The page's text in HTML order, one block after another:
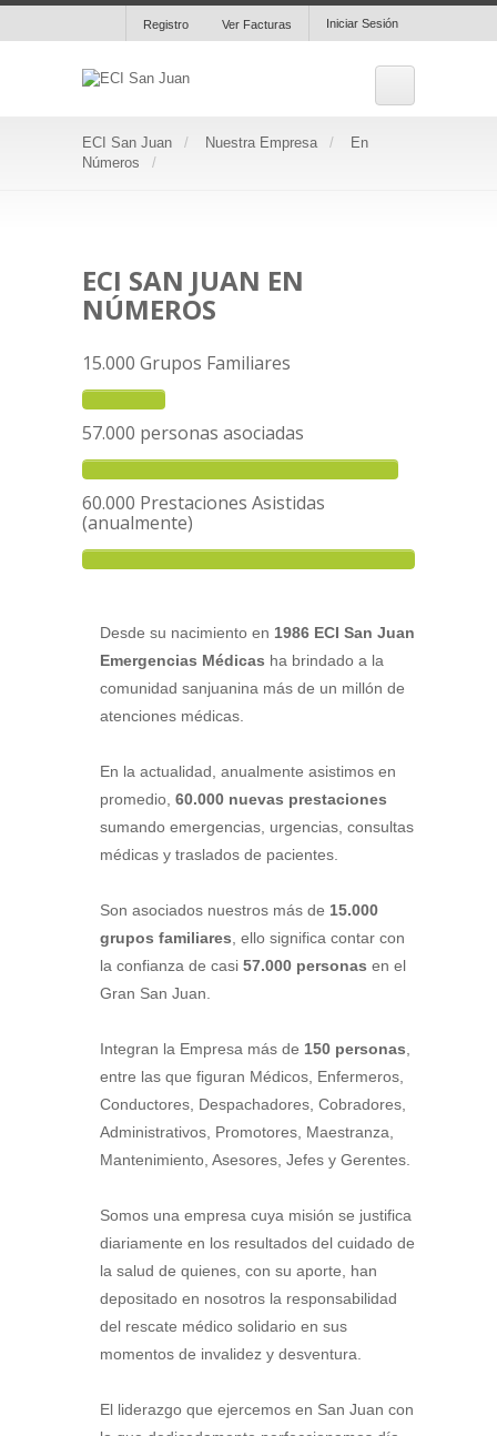
Registro Ver Facturas Iniciar Sesión
ECI San Juan Nuestra Empresa
En
Números
ECI SAN JUAN EN
NÚMEROS
15.000 Grupos Familiares
57.000 personas asociadas
60.000 Prestaciones Asistidas
(anualmente)
Desde su nacimiento en 1986 ECI San Juan
Emergencias Médicas ha brindado a la
comunidad sanjuanina más de un millón de
atenciones médicas.
En la actualidad, anualmente asistimos en
promedio, 60.000 nuevas prestaciones
sumando emergencias, urgencias, consultas
médicas y traslados de pacientes.
Son asociados nuestros más de 15.000
grupos familiares , ello significa contar con
la confianza de casi 57.000 personas en el
Gran San Juan.
Integran la Empresa más de 150 personas
entre las que figuran Médicos, Enfermeros,
Conductores, Despachadores, Cobradores,
Administrativos, Promotores, Maestranza,
Mantenimiento, Asesores, Jefes y Gerentes.
Somos una empresa cuya misión se justifica
diariamente en los resultados del cuidado de
la salud de quienes, con su aporte, han
depositado en nosotros la responsabilidad
del rescate médico solidario en sus
momentos de invalidez y desventura.
El liderazgo que ejercemos en San Juan con